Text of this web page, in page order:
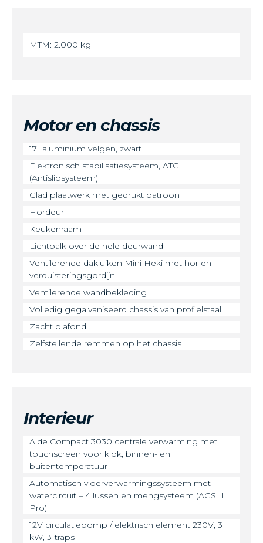
MTM: 2.000 kg
Motor en chassis
17" aluminium velgen, zwart
Elektronisch stabilisatiesysteem, ATC
(Antislipsysteem)
Glad plaatwerk met gedrukt patroon
Hordeur
Keukenraam
Lichtbalk over de hele deurwand
Ventilerende dakluiken Mini Heki met hor en
verduisteringsgordijn
Ventilerende wandbekleding
Volledig gegalvaniseerd chassis van profielstaal
Zacht plafond
Zelfstellende remmen op het chassis
Interieur
Alde Compact 3030 centrale verwarming met
touchscreen voor klok, binnen- en
buitentemperatuur
Automatisch vloerverwarmingssysteem met
watercircuit – 4 lussen en mengsysteem (AGS II
Pro)
12V circulatiepomp / elektrisch element 230V, 3
kW, 3-traps